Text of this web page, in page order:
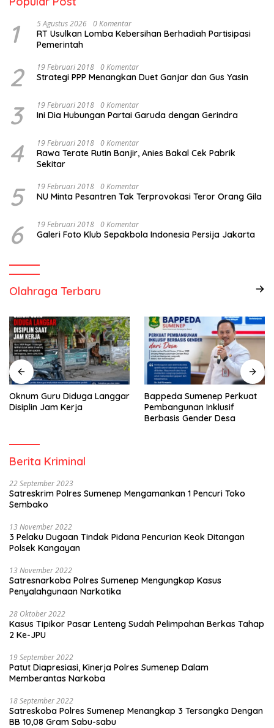
1 5 Agustus 2026 0 Komentar
RT Usulkan Lomba Kebersihan Berhadiah Partisipasi
Pemerintah
2 19 Februari 2018 0 Komentar
Strategi PPP Menangkan Duet Ganjar dan Gus Yasin
3 19 Februari 2018 0 Komentar
Ini Dia Hubungan Partai Garuda dengan Gerindra
4 19 Februari 2018 0 Komentar
Rawa Terate Rutin Banjir, Anies Bakal Cek Pabrik
Sekitar
5 19 Februari 2018 0 Komentar
NU Minta Pesantren Tak Terprovokasi Teror Orang Gila
6 19 Februari 2018 0 Komentar
Galeri Foto Klub Sepakbola Indonesia Persija Jakarta
Olahraga Terbaru
Oknum Guru Diduga Langgar
Disiplin Jam Kerja
Bappeda Sumenep Perkuat
Pembangunan Inklusif
Berbasis Gender Desa
Berita Kriminal
22 September 2023
Satreskrim Polres Sumenep Mengamankan 1 Pencuri Toko
Sembako
13 November 2022
3 Pelaku Dugaan Tindak Pidana Pencurian Keok Ditangan
Polsek Kangayan
13 November 2022
Satresnarkoba Polres Sumenep Mengungkap Kasus
Penyalahgunaan Narkotika
28 Oktober 2022
Kasus Tipikor Pasar Lenteng Sudah Pelimpahan Berkas Tahap
2 Ke-JPU
19 September 2022
Patut Diapresiasi, Kinerja Polres Sumenep Dalam
Memberantas Narkoba
18 September 2022
Satreskoba Polres Sumenep Menangkap 3 Tersangka Dengan
BB 10,08 Gram Sabu-sabu